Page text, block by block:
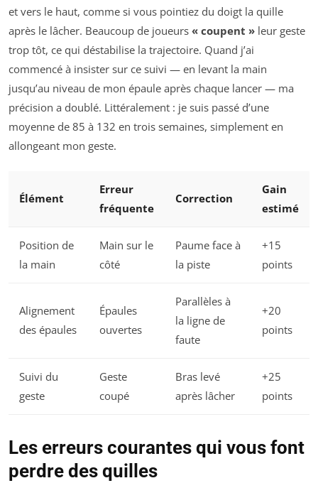
et vers le haut, comme si vous pointiez du doigt la quille
après le lâcher. Beaucoup de joueurs « coupent » leur geste
trop tôt, ce qui déstabilise la trajectoire. Quand j’ai
commencé à insister sur ce suivi — en levant la main
jusqu’au niveau de mon épaule après chaque lancer — ma
précision a doublé. Littéralement : je suis passé d’une
moyenne de 85 à 132 en trois semaines, simplement en
allongeant mon geste.
Élément
Erreur
fréquente
Correction
Gain
estimé
Position de
la main
Main sur le
côté
Paume face à
la piste
+15
points
Alignement
des épaules
Épaules
ouvertes
Parallèles à
la ligne de
faute
+20
points
Suivi du
geste
Geste
coupé
Bras levé
après lâcher
+25
points
Les erreurs courantes qui vous font
perdre des quilles